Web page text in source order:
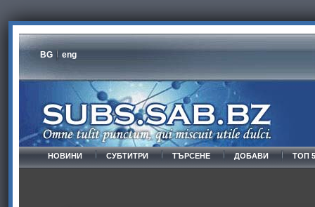
BG eng
НОВИНИ СУБТИТРИ ТЪРСЕНЕ ДОБАВИ ТОП